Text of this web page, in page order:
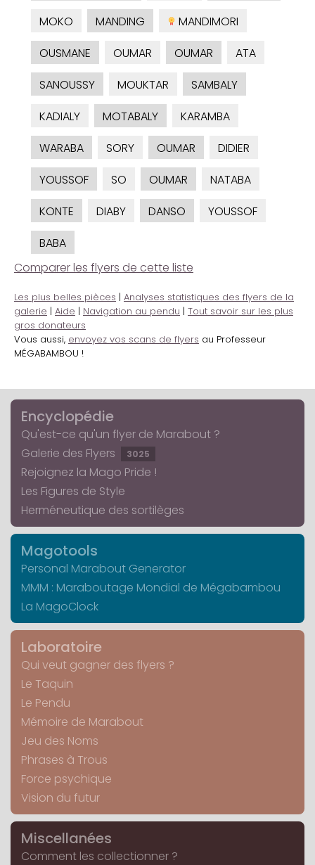
MOKO
MANDING
MANDIMORI
OUSMANE
OUMAR OUMAR
ATA
SANOUSSY
MOUKTAR
SAMBALY
KADIALY
MOTABALY
KARAMBA
WARABA
SORY OUMAR
DIDIER
YOUSSOF
SO OUMAR
NATABA
KONTE
DIABY DANSO
YOUSSOF
BABA
Comparer les flyers de cette liste
Les plus belles pièces | Analyses statistiques des flyers de la
galerie | Aide | Navigation au pendu | Tout savoir sur les plus
gros donateurs
Vous aussi, envoyez vos scans de flyers au Professeur
MÉGABAMBOU !
Encyclopédie
Qu'est-ce qu'un flyer de Marabout ?
Galerie des Flyers
3025
Rejoignez la Mago Pride !
Les Figures de Style
Herméneutique des sortilèges
Magotools
Personal Marabout Generator
MMM : Maraboutage Mondial de Mégabambou
La MagoClock
Laboratoire
Qui veut gagner des flyers ?
Le Taquin
Le Pendu
Mémoire de Marabout
Jeu des Noms
Phrases à Trous
Force psychique
Vision du futur
Miscellanées
Comment les collectionner ?